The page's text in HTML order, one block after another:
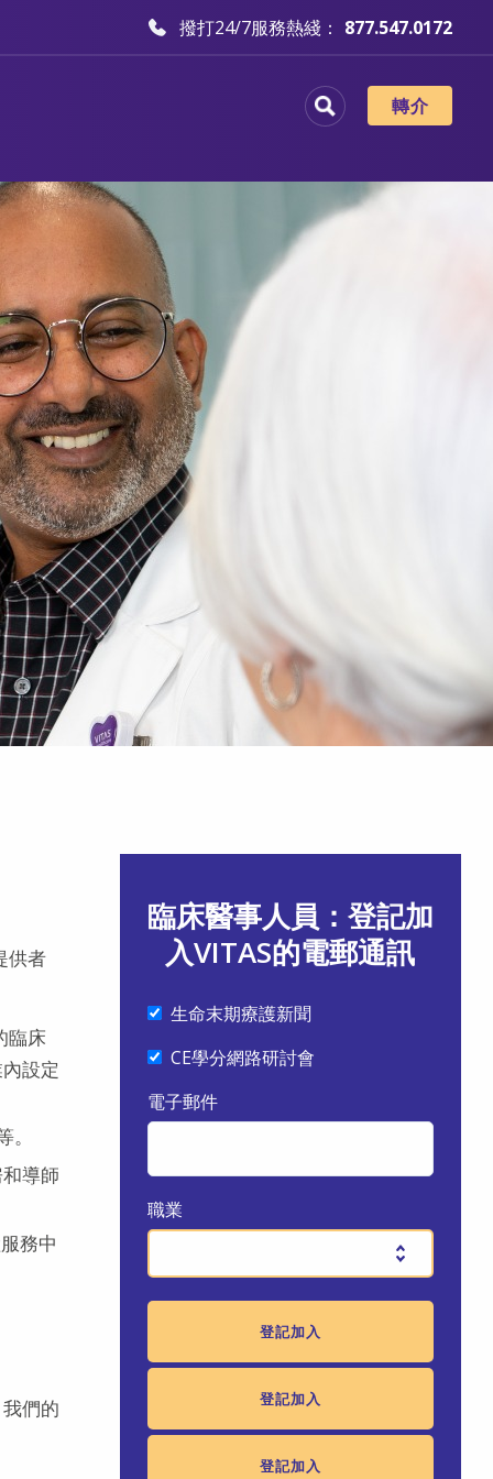
撥打24/7服務熱綫： 877.547.0172
轉介
供者
臨床
設定
導師
務中
們的
臨床醫事人員：登記加
入VITAS的電郵通訊
生命末期療護新聞
CE學分網路研討會
電子郵件
職業